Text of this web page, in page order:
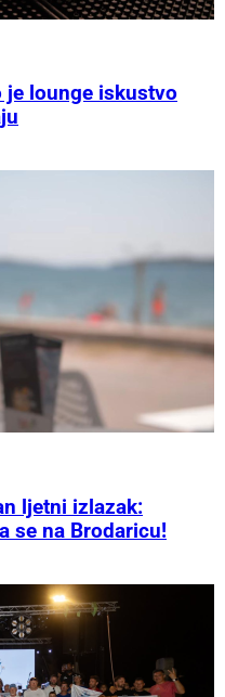
lounge iskustvo
ljetni izlazak:
se na Brodaricu!